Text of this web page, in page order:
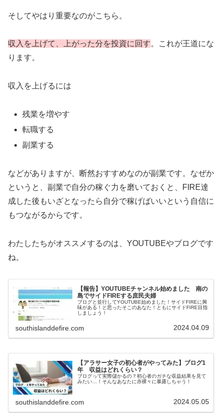
そしてやはり重要なのがこちら。
収入を上げて、上がった分を投資に回す。これが王道にな
ります。
収入を上げるには
残業を増やす
転職する
副業する
などがありますが、断然おすすめなのが副業です。なぜか
というと、副業で自分の稼ぐ力を磨いておくと、FIRE達
成した後もいざとなったら自分で稼げばいいという自信に
もつながるからです。
わたしたちがオススメするのは、YOUTUBEやブログです
ね。
【報告】YOUTUBEチャンネル始めました 南の
島でサイドFIREする庶民夫婦
ブログと並行してYOUTUBE始めました！サイドFIREに興
味がある！と思ったそこのあなた！ともにサイドFIRE目指
しましょう！
southislanddefire.com 2024.04.09
【アラサー女子の初心者がやってみた】ブログ1
年 収益はどれくらい？
ブログって実際儲かるの？初心者のガチな収益結果を見て
みたい…！そんなあなたに赤裸々に暴露しちゃう！
southislanddefire.com 2024.05.05